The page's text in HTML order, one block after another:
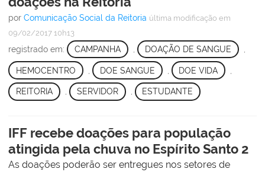
por Comunicação Social da Reitoria última modificação em
09/02/2017 10h13
registrado em: CAMPANHA DOAÇÃO DE SANGUE
HEMOCENTRO DOE SANGUE DOE VIDA
REITORIA , SERVIDOR , ESTUDANTE
IFF recebe doações para população
atingida pela chuva no Espírito Santo 2
As doações poderão ser entregues nos setores de